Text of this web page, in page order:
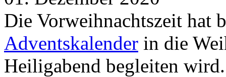
Die Vorweihnachtszeit hat
Adventskalender in die
Heiligabend begleiten